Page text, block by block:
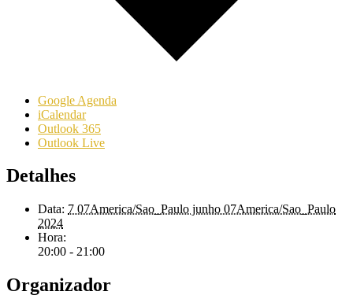
Google Agenda
iCalendar
Outlook 365
Outlook Live
Detalhes
Data: 7 07America/Sao_Paulo junho 07America/Sao_Paulo
2024
Hora:
20:00 - 21:00
Organizador